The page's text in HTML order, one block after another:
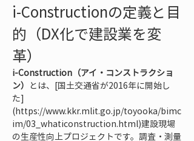
i-Constructionの定義と目
的（DX化で建設業を変
革）
i-Construction（アイ・コンストラクショ
ン） とは、[国土交通省が2016年に開始し
た]
(https://www.kkr.mlit.go.jp/toyooka/bimc
im/03_whaticonstruction.html)建設現場
の生産性向上プロジェクトです。調査・測量